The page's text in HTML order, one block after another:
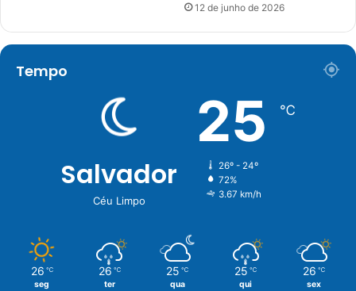
12 de junho de 2026
Tempo
Salvador
Céu Limpo
25 ℃
26º - 24º
72%
3.67 km/h
26 ℃
seg
26 ℃
ter
25 ℃
qua
25 ℃
qui
26 ℃
sex